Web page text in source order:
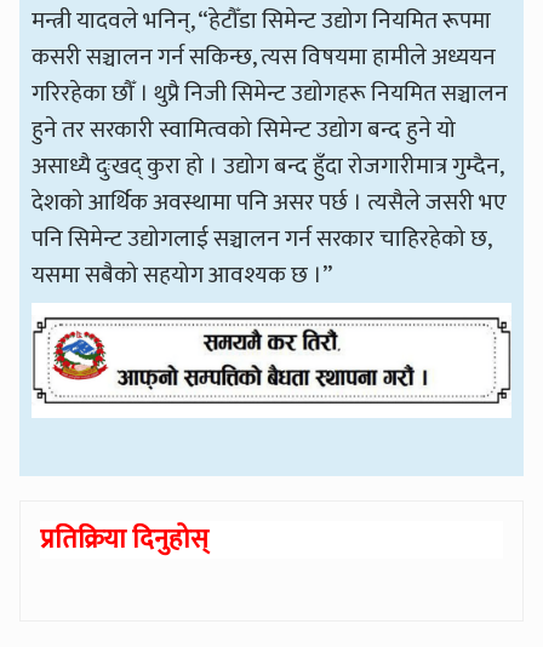
मन्त्री यादवले भनिन्, “हेटौँडा सिमेन्ट उद्योग नियमित रूपमा
कसरी सञ्चालन गर्न सकिन्छ, त्यस विषयमा हामीले अध्ययन
गरिरहेका छौँ । थुप्रै निजी सिमेन्ट उद्योगहरू नियमित सञ्चालन
हुने तर सरकारी स्वामित्वको सिमेन्ट उद्योग बन्द हुने यो
असाध्यै दुःखद् कुरा हो । उद्योग बन्द हुँदा रोजगारीमात्र गुम्दैन,
देशको आर्थिक अवस्थामा पनि असर पर्छ । त्यसैले जसरी भए
पनि सिमेन्ट उद्योगलाई सञ्चालन गर्न सरकार चाहिरहेको छ,
यसमा सबैको सहयोग आवश्यक छ ।”
प्रतिक्रिया दिनुहोस्